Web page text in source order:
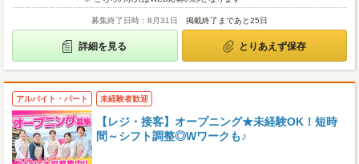
募集終了日時：8月31日 掲載終了まであと25日
詳細を見る とりあえず保存
アルバイト・パート 未経験者歓迎
【レジ・接客】オープニング★未経験OK！短時
間～シフト調整◎Wワークも♪